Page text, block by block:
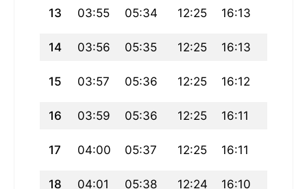
13 03:55 05:34 12:25 16:13
14 03:56 05:35 12:25 16:13
15 03:57 05:36 12:25 16:12
16 03:59 05:36 12:25 16:11
17 04:00 05:37 12:25 16:11
18 04:01 05:38 12:24 16:10